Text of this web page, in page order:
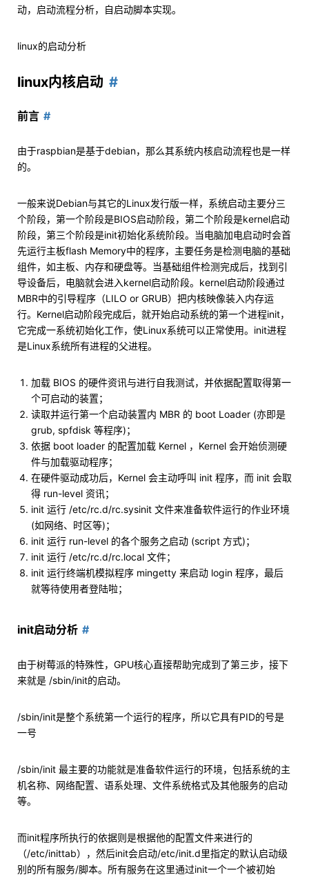
动，启动流程分析，自启动脚本实现。
linux的启动分析
linux内核启动
前言
由于raspbian是基于debian，那么其系统内核启动流程也是一样
的。
一般来说Debian与其它的Linux发行版一样，系统启动主要分三
个阶段，第一个阶段是BIOS启动阶段，第二个阶段是kernel启动
阶段，第三个阶段是init初始化系统阶段。当电脑加电启动时会首
先运行主板flash Memory中的程序，主要任务是检测电脑的基础
组件，如主板、内存和硬盘等。当基础组件检测完成后，找到引
导设备后，电脑就会进入kernel启动阶段。kernel启动阶段通过
MBR中的引导程序（LILO or GRUB）把内核映像装入内存运
行。Kernel启动阶段完成后，就开始启动系统的第一个进程init，
它完成一系统初始化工作，使Linux系统可以正常使用。init进程
是Linux系统所有进程的父进程。
加载 BIOS 的硬件资讯与进行自我测试，并依据配置取得第一
个可启动的装置；
读取并运行第一个启动装置内 MBR 的 boot Loader (亦即是
grub, spfdisk 等程序)；
依据 boot loader 的配置加载 Kernel ，Kernel 会开始侦测硬
件与加载驱动程序；
在硬件驱动成功后，Kernel 会主动呼叫 init 程序，而 init 会取
得 run-level 资讯；
init 运行 /etc/rc.d/rc.sysinit 文件来准备软件运行的作业环境
(如网络、时区等)；
init 运行 run-level 的各个服务之启动 (script 方式)；
init 运行 /etc/rc.d/rc.local 文件；
init 运行终端机模拟程序 mingetty 来启动 login 程序，最后
就等待使用者登陆啦；
init启动分析
由于树莓派的特殊性，GPU核心直接帮助完成到了第三步，接下
来就是 /sbin/init的启动。
/sbin/init是整个系统第一个运行的程序，所以它具有PID的号是
一号
/sbin/init 最主要的功能就是准备软件运行的环境，包括系统的主
机名称、网络配置、语系处理、文件系统格式及其他服务的启动
等。
而init程序所执行的依据则是根据他的配置文件来进行的
（/etc/inittab），然后init会启动/etc/init.d里指定的默认启动级
别的所有服务/脚本。所有服务在这里通过init一个一个被初始